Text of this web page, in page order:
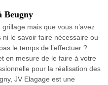
Beugny
mais que vous n’avez
le savoir faire nécessaire ou
le temps de l’effectuer ?
en mesure de le faire à votre
pour la réalisation des
JV Elagage est une